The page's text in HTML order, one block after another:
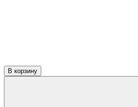
В корзину